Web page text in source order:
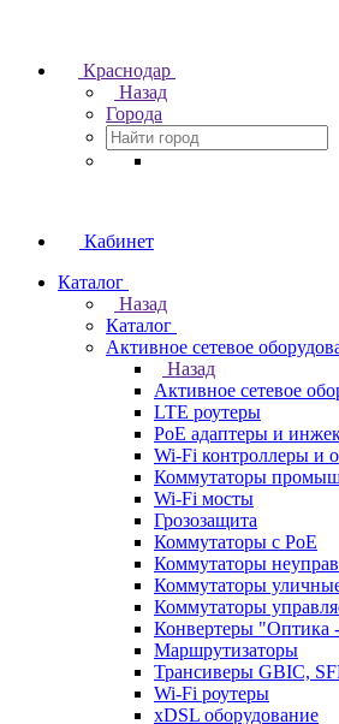
Краснодар
Назад
Города
Кабинет
Каталог
Назад
Каталог
Активное сетевое
Назад
Активное сетевое
LTE роутеры
PoE адаптеры и
Wi-Fi контроллеры и
Коммутаторы
Wi-Fi мосты
Грозозащита
Коммутаторы c PoE
Коммутаторы
Коммутаторы
Коммутаторы
Конвертеры "Оптика
Маршрутизаторы
Трансиверы GBIC,
Wi-Fi роутеры
xDSL оборудование